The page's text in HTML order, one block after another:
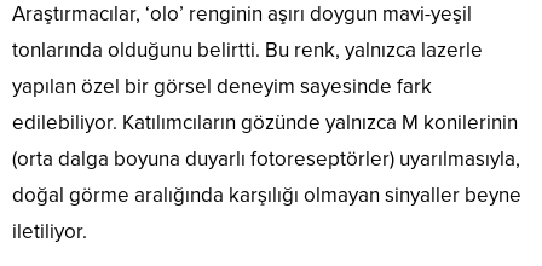
Araştırmacılar, ‘olo’ renginin aşırı doygun mavi-yeşil
tonlarında olduğunu belirtti. Bu renk, yalnızca lazerle
yapılan özel bir görsel deneyim sayesinde fark
edilebiliyor. Katılımcıların gözünde yalnızca M konilerinin
(orta dalga boyuna duyarlı fotoreseptörler) uyarılmasıyla,
doğal görme aralığında karşılığı olmayan sinyaller beyne
iletiliyor.